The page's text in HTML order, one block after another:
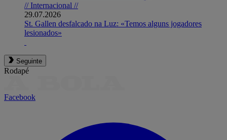
// Internacional //
29.07.2026
St. Gallen desfalcado na Luz: «Temos alguns jogadores
lesionados»
Seguinte
Rodapé
Facebook